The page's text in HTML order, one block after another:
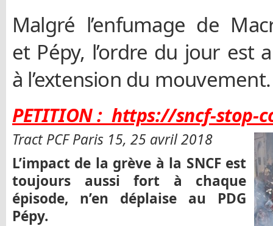
Malgré l’enfumage de
et Pépy, l’ordre du jour est
à l’extension du mouvement.
PETITION :https://sncf-stop-
Tract PCF Paris 15, 25 avril 2018
L’impact de la grève à la SNCF est
toujours aussi fort à chaque
épisode, n’en déplaise au PDG
Pépy.